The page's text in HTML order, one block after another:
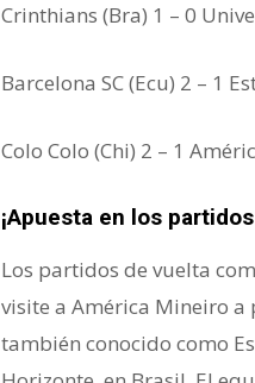
Crinthians (Bra) 1 – 0
Barcelona SC (Ecu) 2 – 1
Colo Colo (Chi) 2 – 1
¡Apuesta en los
Los partidos de vuelta
visite a América Mineiro a
también conocido como